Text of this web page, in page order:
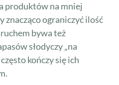
produktów na mniej
znacząco ograniczyć ilość
bywa też
słodyczy „na
kończy się ich